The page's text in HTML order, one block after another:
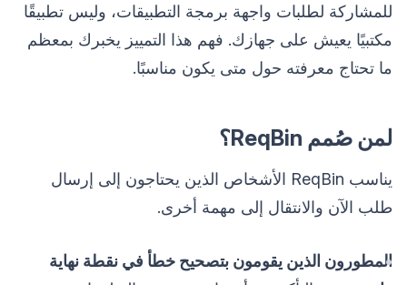
للمشاركة لطلبات واجهة برمجة التطبيقات، وليس تطبيقًا
مكتبيًا يعيش على جهازك. فهم هذا التمييز يخبرك بمعظم
ما تحتاج معرفته حول متى يكون مناسبًا.
لمن صُمم ReqBin؟
يناسب ReqBin الأشخاص الذين يحتاجون إلى إرسال
طلب الآن والانتقال إلى مهمة أخرى.
المطورون الذين يقومون بتصحيح خطأ في نقطة نهاية